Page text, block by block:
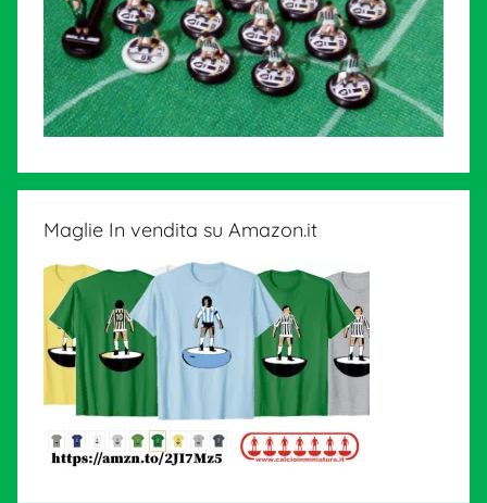
Maglie In vendita su Amazon.it